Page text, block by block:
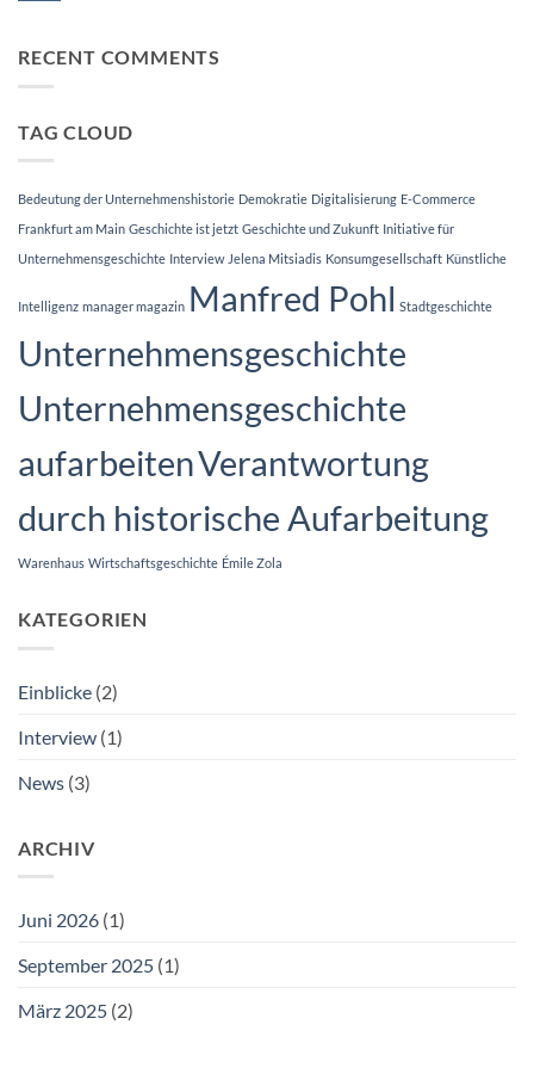
Dieter
Frankfurt
die
Skulptur,
er
initiierte
Initiative
RECENT COMMENTS
TAG CLOUD
Bedeutung der Unternehmenshistorie Demokratie Digitalisierung E-Commerce
Frankfurt am Main Geschichte ist jetzt Geschichte und Zukunft Initiative für
Unternehmensgeschichte Interview Jelena Mitsiadis Konsumgesellschaft Künstliche
Intelligenz manager magazin Manfred Pohl Stadtgeschichte
Unternehmensgeschichte
Unternehmensgeschichte
aufarbeitenVerantwortung
durch historische Aufarbeitung
Warenhaus Wirtschaftsgeschichte Émile Zola
KATEGORIEN
Einblicke (2)
Interview (1)
News (3)
ARCHIV
Juni 2026 (1)
September 2025 (1)
März 2025 (2)